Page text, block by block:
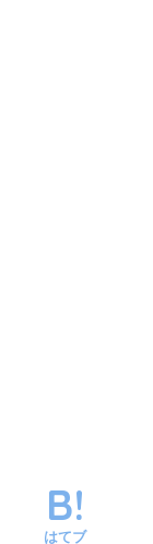
はてブ